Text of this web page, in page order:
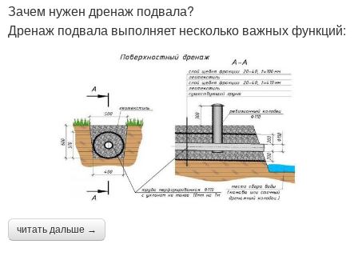
Зачем нужен дренаж подвала?
Дренаж подвала выполняет несколько важных функций:
читать дальше →